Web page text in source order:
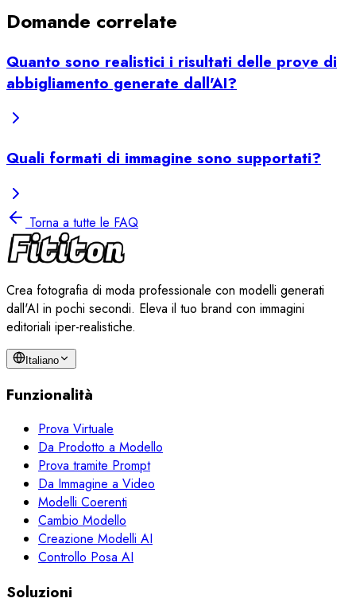
Domande correlate
Quanto sono realistici i risultati delle prove di
abbigliamento generate dall'AI?
Quali formati di immagine sono supportati?
Torna a tutte le FAQ
Crea fotografia di moda professionale con modelli generati
dall'AI in pochi secondi. Eleva il tuo brand con immagini
editoriali iper-realistiche.
Italiano
Funzionalità
Prova Virtuale
Da Prodotto a Modello
Prova tramite Prompt
Da Immagine a Video
Modelli Coerenti
Cambio Modello
Creazione Modelli AI
Controllo Posa AI
Soluzioni